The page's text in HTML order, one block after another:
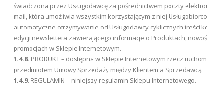
świadczona przez Usługodawcę za pośrednictwem poczty
mail, która umożliwia wszystkim korzystającym z niej Usługobiorcom
automatyczne otrzymywanie od Usługodawcy cyklicznych treści
edycji newslettera zawierającego informacje o Produktach,
promocjach w Sklepie Internetowym.
1.4.8. PRODUKT – dostępna w Sklepie Internetowym rzecz ruchoma
przedmiotem Umowy Sprzedaży między Klientem a Sprzedawcą.
1.4.9. REGULAMIN – niniejszy regulamin Sklepu Internetowego.